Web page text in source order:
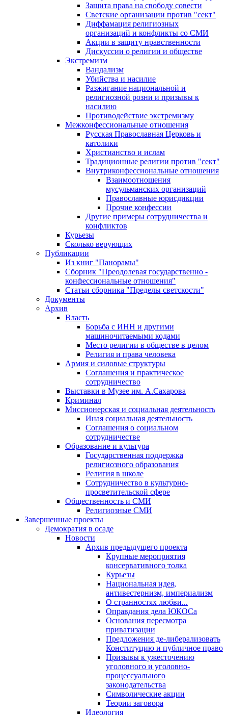
Защита права на свободу совести
Светские организации против "сект"
Диффамация религиозных
организаций и конфликты со СМИ
Акции в защиту нравственности
Дискуссии о религии и обществе
Экстремизм
Вандализм
Убийства и насилие
Разжигание национальной и
религиозной розни и призывы к
насилию
Противодействие экстремизму
Межконфессиональные отношения
Русская Православная Церковь и
католики
Христианство и ислам
Традиционные религии против "сект"
Внутриконфессиональные отношения
Взаимоотношения
мусульманских организаций
Православные юрисдикции
Прочие конфессии
Другие примеры сотрудничества и
конфликтов
Курьезы
Сколько верующих
Публикации
Из книг "Панорамы"
Сборник "Преодолевая государственно -
конфессиональные отношения"
Статьи сборника "Пределы светскости"
Документы
Архив
Власть
Борьба с ИНН и другими
машиночитаемыми кодами
Место религии в обществе в целом
Религия и права человека
Армия и силовые структуры
Соглашения и практическое
сотрудничество
Выставки в Музее им. А.Сахарова
Криминал
Миссионерская и социальная деятельность
Иная социальная деятельность
Соглашения о социальном
сотрудничестве
Образование и культура
Государственная поддержка
религиозного образования
Религия в школе
Сотрудничество в культурно-
просветительской сфере
Общественность и СМИ
Религиозные СМИ
Завершенные проекты
Демократия в осаде
Новости
Архив предыдущего проекта
Крупные мероприятия
консервативного толка
Курьезы
Национальная идея,
антивестернизм, империализм
О странностях любви...
Оправдания дела ЮКОСа
Основания пересмотра
приватизации
Предложения де-либерализовать
Конституцию и публичное право
Призывы к ужесточению
уголовного и уголовно-
процессуального
законодательства
Символические акции
Теории заговора
Идеология